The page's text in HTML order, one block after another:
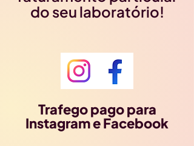
do seu laboratório!
Trafego pago para
Instagram e Facebook